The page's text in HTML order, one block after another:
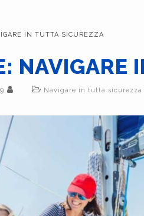
IN TUTTA SICUREZZA
NAVIGARE
Navigare in tutta sicurezza